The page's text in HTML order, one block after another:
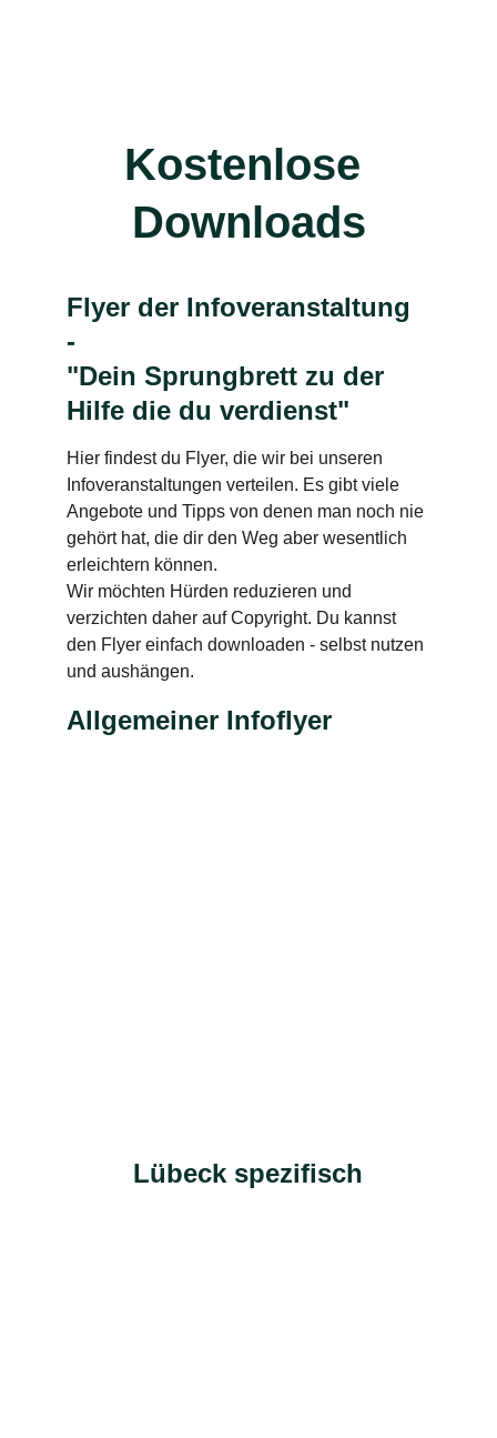
Kostenlose
Downloads
Flyer der Infoveranstaltung
-
"Dein Sprungbrett zu der
Hilfe die du verdienst"
Hier findest du Flyer, die wir bei unseren
Infoveranstaltungen verteilen. Es gibt viele
Angebote und Tipps von denen man noch nie
gehört hat, die dir den Weg aber wesentlich
erleichtern können.
Wir möchten Hürden reduzieren und
verzichten daher auf Copyright. Du kannst
den Flyer einfach downloaden - selbst nutzen
und aushängen.
Allgemeiner Infoflyer
Lübeck spezifisch